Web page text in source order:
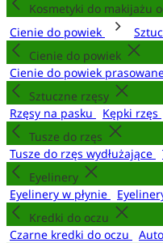
Kosmetyki do makijażu
Cienie do powiek
Cienie do powiek
Cienie do powiek
Sztuczne rzęsy
Rzęsy na pasku
Kępki rzęs
Tusze do rzęs
Tusze do rzęs wydłużające
Eyelinery
Eyelinery w płynie
Kredki do oczu
Czarne kredki do oczu